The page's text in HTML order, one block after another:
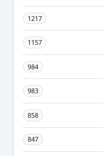
1217
1157
984
983
858
847